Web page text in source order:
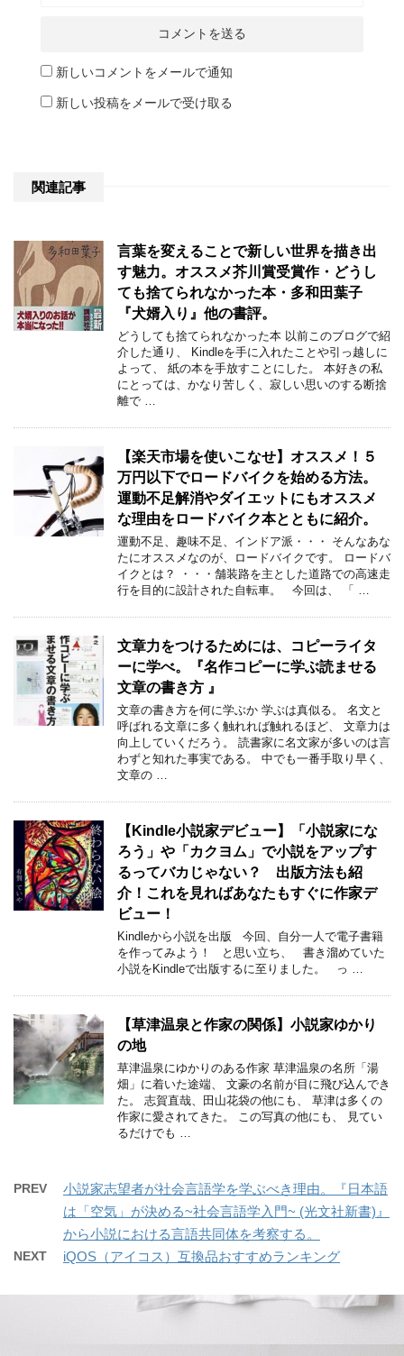
新しいコメントをメールで通知
新しい投稿をメールで受け取る
関連記事
言葉を変えることで新しい世界を描き出
す魅力。オススメ芥川賞受賞作・どうし
ても捨てられなかった本・多和田葉子
『犬婿入り』他の書評。
どうしても捨てられなかった本 以前このブログで紹
介した通り、 Kindleを手に入れたことや引っ越しに
よって、 紙の本を手放すことにした。 本好きの私
にとっては、かなり苦しく、寂しい思いのする断捨
離で …
【楽天市場を使いこなせ】オススメ！５
万円以下でロードバイクを始める方法。
運動不足解消やダイエットにもオススメ
な理由をロードバイク本とともに紹介。
運動不足、趣味不足、インドア派・・・ そんなあな
たにオススメなのが、ロードバイクです。 ロードバ
イクとは？ ・・・舗装路を主とした道路での高速走
行を目的に設計された自転車。 今回は、 「 …
文章力をつけるためには、コピーライタ
ーに学べ。『名作コピーに学ぶ読ませる
文章の書き方 』
文章の書き方を何に学ぶか 学ぶは真似る。 名文と
呼ばれる文章に多く触れれば触れるほど、 文章力は
向上していくだろう。 読書家に名文家が多いのは言
わずと知れた事実である。 中でも一番手取り早く、
文章の …
【Kindle小説家デビュー】「小説家にな
ろう」や「カクヨム」で小説をアップす
るってバカじゃない？ 出版方法も紹
介！これを見ればあなたもすぐに作家デ
ビュー！
Kindleから小説を出版 今回、自分一人で電子書籍
を作ってみよう！ と思い立ち、 書き溜めていた
小説をKindleで出版するに至りました。 っ …
【草津温泉と作家の関係】小説家ゆかり
の地
草津温泉にゆかりのある作家 草津温泉の名所「湯
畑」に着いた途端、 文豪の名前が目に飛び込んでき
た。 志賀直哉、田山花袋の他にも、 草津は多くの
作家に愛されてきた。 この写真の他にも、 見てい
るだけでも …
PREV
小説家志望者が社会言語学を学ぶべき理由。『日本語
は「空気」が決める~社会言語学入門~ (光文社新書)』
から小説における言語共同体を考察する。
NEXT iQOS（アイコス）互換品おすすめランキング